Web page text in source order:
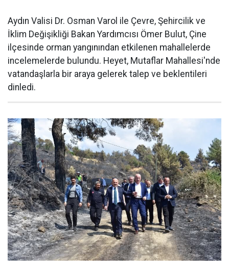
Aydın Valisi Dr. Osman Varol ile Çevre, Şehircilik ve
İklim Değişikliği Bakan Yardımcısı Ömer Bulut, Çine
ilçesinde orman yangınından etkilenen mahallelerde
incelemelerde bulundu. Heyet, Mutaflar Mahallesi'nde
vatandaşlarla bir araya gelerek talep ve beklentileri
dinledi.